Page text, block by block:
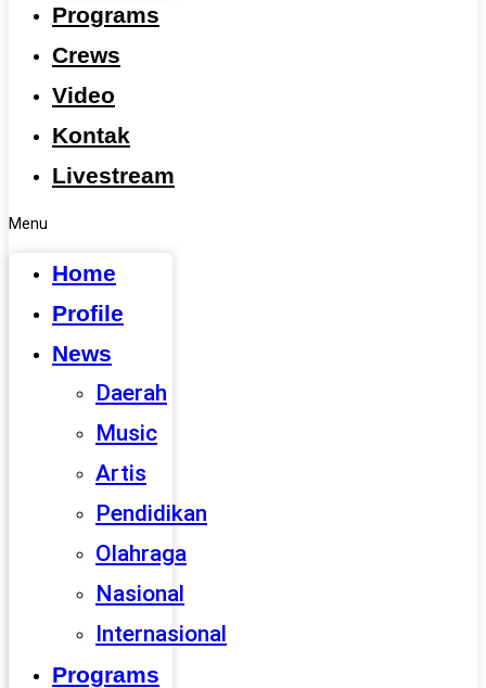
Programs
Crews
Video
Kontak
Livestream
Menu
Home
Profile
News
Daerah
Music
Artis
Pendidikan
Olahraga
Nasional
Internasional
Programs